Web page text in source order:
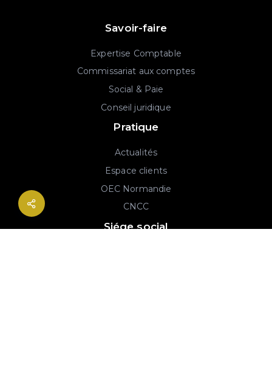
Savoir-faire
Expertise Comptable
Commissariat aux comptes
Social & Paie
Conseil juridique
Pratique
Actualités
Espace clients
OEC Normandie
CNCC
Siége social